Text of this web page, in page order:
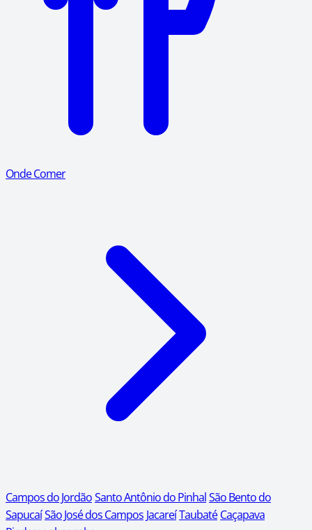
Onde Comer
Campos do JordãoSanto Antônio do PinhalSão Bento do
SapucaíSão José dos Campos JacareíTaubaté Caçapava